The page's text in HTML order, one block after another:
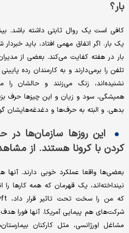
بار؟
کافی است یک روال ثابتی داشته باشد.
یک بار. اگر اتفاق مهمی افتاد، باید
بار در هفته کفایت می‌کند. بعضی از
تلفن را برمی‌دارند و به کارمندان رده
نشنیده‌اند، زنگ می‌زنند و حالشان را
همیشگی، سود و زیان و این چیزها حرف
بدهی. و البته به حرف‌ها و دغدغه‌هایشان
این روزها سازمان‌ها
کردن با کرونا هستند. از
بعضی‌ها واقعا عملکرد خوبی دارند.
نینداخته‌اند، یک قهرمان که همه کارها
شرکت‌های هم پیمایی آمریکا. آنها فورا هدف
مشاغل اورژانسی، مثل کارکنان